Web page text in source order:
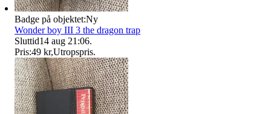
Badge på objektet:Ny
Wonder boy III 3 the dragon trap
Sluttid14 aug 21:06.
Pris:49 kr,Utropspris.